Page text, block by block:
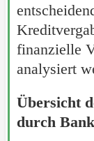
finanzielle
analysiert
Übersicht
durch